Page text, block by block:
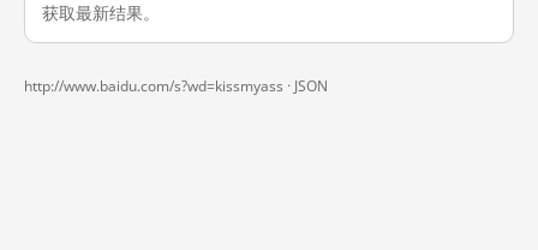
获取最新结果。
http://www.baidu.com/s?wd=kissmyass · JSON